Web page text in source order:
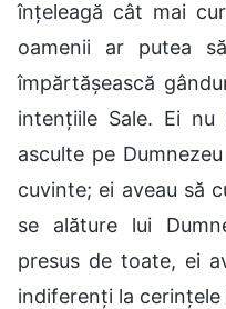
înțeleagă cât mai
oamenii ar putea
împărtășească
intențiile Sale. Ei
asculte pe
cuvinte; ei aveau să
se alăture lui
presus de toate, ei
indiferenți la